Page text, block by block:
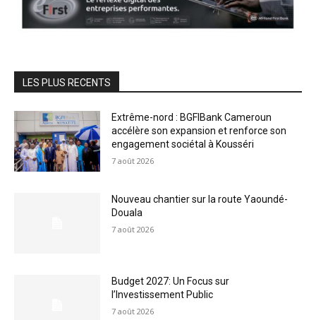
LES PLUS RECENTS
Extrême-nord : BGFIBank Cameroun
accélère son expansion et renforce son
engagement sociétal à Kousséri
7 août 2026
Nouveau chantier sur la route Yaoundé-
Douala
7 août 2026
Budget 2027: Un Focus sur
l’Investissement Public
7 août 2026